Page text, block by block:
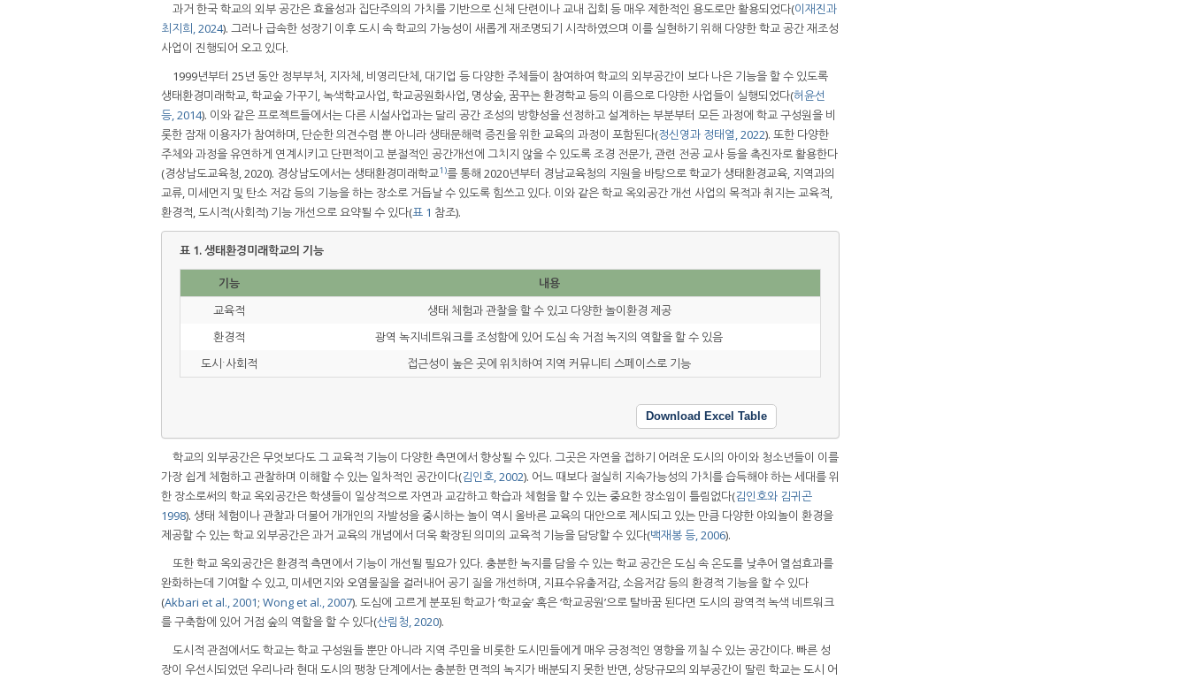
과거 한국 학교의 외부 공간은 효율성과 집단주의의 가치를 기반으로 신체 단련이나 교내 집회 등 매우 제한적인 용도로만 활용되었다(이재진과
최지희, 2024). 그러나 급속한 성장기 이후 도시 속 학교의 가능성이 새롭게 재조명되기 시작하였으며 이를 실현하기 위해 다양한 학교 공간 재조성
사업이 진행되어 오고 있다.
1999년부터 25년 동안 정부부처, 지자체, 비영리단체, 대기업 등 다양한 주체들이 참여하여 학교의 외부공간이 보다 나은 기능을 할 수 있도록
생태환경미래학교, 학교숲 가꾸기, 녹색학교사업, 학교공원화사업, 명상숲, 꿈꾸는 환경학교 등의 이름으로 다양한 사업들이 실행되었다(허윤선
등, 2014). 이와 같은 프로젝트들에서는 다른 시설사업과는 달리 공간 조성의 방향성을 선정하고 설계하는 부분부터 모든 과정에 학교 구성원을 비
롯한 잠재 이용자가 참여하며, 단순한 의견수렴 뿐 아니라 생태문해력 증진을 위한 교육의 과정이 포함된다(정신영과 정태열, 2022). 또한 다양한
주체와 과정을 유연하게 연계시키고 단편적이고 분절적인 공간개선에 그치지 않을 수 있도록 조경 전문가, 관련 전공 교사 등을 촉진자로 활용한다
(경상남도교육청, 2020). 경상남도에서는 생태환경미래학교1)를 통해 2020년부터 경남교육청의 지원을 바탕으로 학교가 생태환경교육, 지역과의
교류, 미세먼지 및 탄소 저감 등의 기능을 하는 장소로 거듭날 수 있도록 힘쓰고 있다. 이와 같은 학교 옥외공간 개선 사업의 목적과 취지는 교육적,
환경적, 도시적(사회적) 기능 개선으로 요약될 수 있다(표 1 참조).
표 1.생태환경미래학교의 기능
기능
내용
교육적
생태 체험과 관찰을 할 수 있고 다양한 놀이환경 제공
환경적
광역 녹지네트워크를 조성함에 있어 도심 속 거점 녹지의 역할을 할 수 있음
도시ˑ사회적
접근성이 높은 곳에 위치하여 지역 커뮤니티 스페이스로 기능
Download Excel Table
학교의 외부공간은 무엇보다도 그 교육적 기능이 다양한 측면에서 향상될 수 있다. 그곳은 자연을 접하기 어려운 도시의 아이와 청소년들이 이를
가장 쉽게 체험하고 관찰하며 이해할 수 있는 일차적인 공간이다(김인호, 2002). 어느 때보다 절실히 지속가능성의 가치를 습득해야 하는 세대를 위
한 장소로써의 학교 옥외공간은 학생들이 일상적으로 자연과 교감하고 학습과 체험을 할 수 있는 중요한 장소임이 틀림없다(김인호와 김귀곤
1998). 생태 체험이나 관찰과 더불어 개개인의 자발성을 중시하는 놀이 역시 올바른 교육의 대안으로 제시되고 있는 만큼 다양한 야외놀이 환경을
제공할 수 있는 학교 외부공간은 과거 교육의 개념에서 더욱 확장된 의미의 교육적 기능을 담당할 수 있다(백재봉 등, 2006).
또한 학교 옥외공간은 환경적 측면에서 기능이 개선될 필요가 있다. 충분한 녹지를 담을 수 있는 학교 공간은 도심 속 온도를 낮추어 열섬효과를
완화하는데 기여할 수 있고, 미세먼지와 오염물질을 걸러내어 공기 질을 개선하며, 지표수유출저감, 소음저감 등의 환경적 기능을 할 수 있다
(Akbari et al., 2001; Wong et al., 2007). 도심에 고르게 분포된 학교가 ‘학교숲’ 혹은 ‘학교공원’으로 탈바꿈 된다면 도시의 광역적 녹색 네트워크
를 구축함에 있어 거점 숲의 역할을 할 수 있다(산림청, 2020).
도시적 관점에서도 학교는 학교 구성원들 뿐만 아니라 지역 주민을 비롯한 도시민들에게 매우 긍정적인 영향을 끼칠 수 있는 공간이다. 빠른 성
장이 우선시되었던 우리나라 현대 도시의 팽창 단계에서는 충분한 면적의 녹지가 배분되지 못한 반면, 상당규모의 외부공간이 딸린 학교는 도시 어